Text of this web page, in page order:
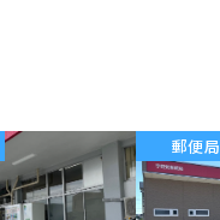
郵便局